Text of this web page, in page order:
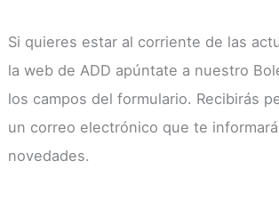
Si quieres estar al corriente de las
la web de ADD apúntate a nuestro
los campos del formulario. Recibirás
un correo electrónico que te
novedades.